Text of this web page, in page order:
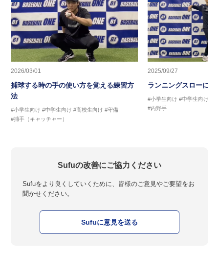
2026/03/01
捕球する時の手の使い方を覚える練習方
法
#小学生向け #中学生向け #高校生向け #守備
#捕手（キャッチャー）
2025/09/27
ランニングスローに繋
#小学生向け #中学生向け
#内野手
Sufuの改善にご協力ください
Sufuをより良くしていくために、皆様のご意見やご要望をお
聞かせください。
Sufuに意見を送る